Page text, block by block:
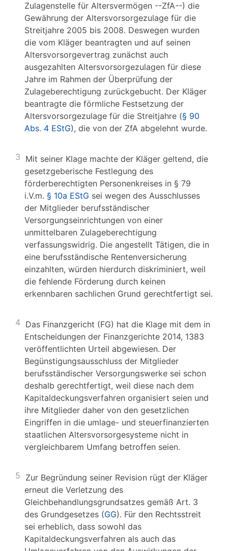
Zulagenstelle für Altersvermögen --ZfA--) die
Gewährung der Altersvorsorgezulage für die
Streitjahre 2005 bis 2008. Deswegen wurden
die vom Kläger beantragten und auf seinen
Altersvorsorgevertrag zunächst auch
ausgezahlten Altersvorsorgezulagen für diese
Jahre im Rahmen der Überprüfung der
Zulageberechtigung zurückgebucht. Der Kläger
beantragte die förmliche Festsetzung der
Altersvorsorgezulage für die Streitjahre (§ 90
Abs. 4 EStG), die von der ZfA abgelehnt wurde.
3 Mit seiner Klage machte der Kläger geltend, die
gesetzgeberische Festlegung des
förderberechtigten Personenkreises in § 79
i.V.m. § 10a EStG sei wegen des Ausschlusses
der Mitglieder berufsständischer
Versorgungseinrichtungen von einer
unmittelbaren Zulageberechtigung
verfassungswidrig. Die angestellt Tätigen, die in
eine berufsständische Rentenversicherung
einzahlten, würden hierdurch diskriminiert, weil
die fehlende Förderung durch keinen
erkennbaren sachlichen Grund gerechtfertigt sei.
4 Das Finanzgericht (FG) hat die Klage mit dem in
Entscheidungen der Finanzgerichte 2014, 1383
veröffentlichten Urteil abgewiesen. Der
Begünstigungsausschluss der Mitglieder
berufsständischer Versorgungswerke sei schon
deshalb gerechtfertigt, weil diese nach dem
Kapitaldeckungsverfahren organisiert seien und
ihre Mitglieder daher von den gesetzlichen
Eingriffen in die umlage- und steuerfinanzierten
staatlichen Altersvorsorgesysteme nicht in
vergleichbarem Umfang betroffen seien.
5 Zur Begründung seiner Revision rügt der Kläger
erneut die Verletzung des
Gleichbehandlungsgrundsatzes gemäß Art. 3
des Grundgesetzes (GG). Für den Rechtsstreit
sei erheblich, dass sowohl das
Kapitaldeckungsverfahren als auch das